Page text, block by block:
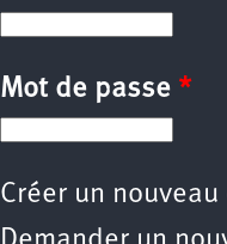
Mot de passe *
Créer un